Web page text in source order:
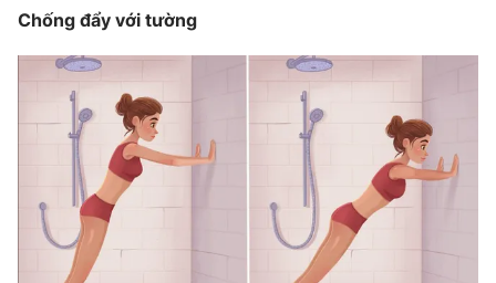
Câu chuyện quốc tế
Góc doanh nghiệp
Dữ liệu và đời sống
Truyền hình
Phim VTV
Hậu trường
Nhân vật
Khán giả
Giải trí
Điện ảnh
Âm nhạc
Đời sống
Du lịch
Giáo dục
Chống đẩy với tường